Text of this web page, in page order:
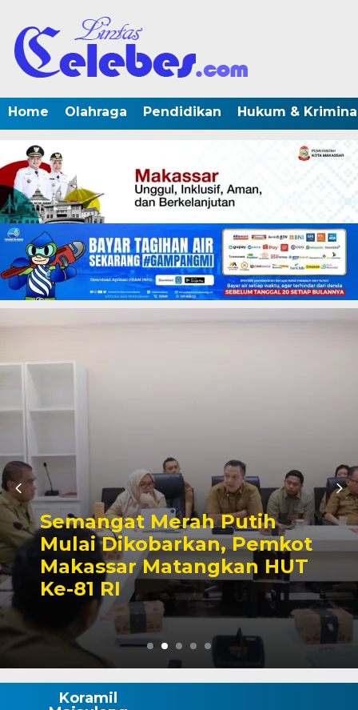
Home Olahraga Pendidikan Hukum &
HUT
Ajang Silaturahmi
Sektor,
Sepak Bola Mini
Semarak HUT ke-
Wajo
Koramil